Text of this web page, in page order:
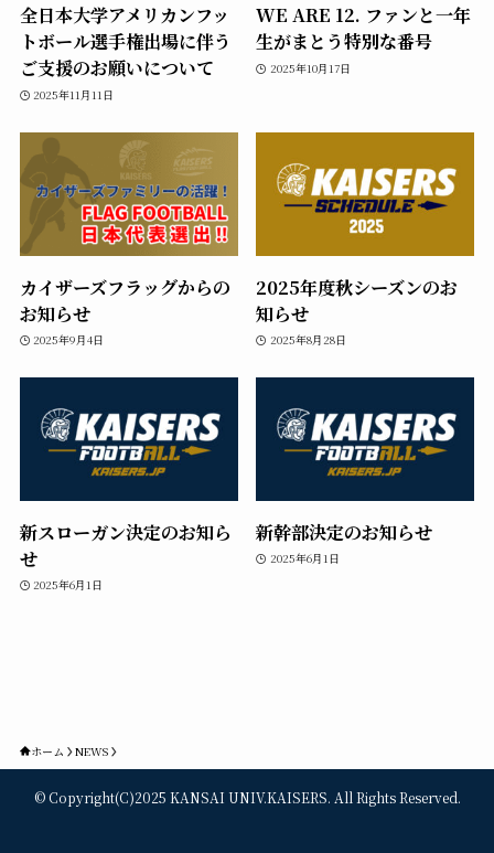
全日本大学アメリカンフッ
トボール選手権出場に伴う
ご支援のお願いについて
2025年11月11日
WE ARE 12. ファンと一年
生がまとう特別な番号
2025年10月17日
カイザーズフラッグからの
お知らせ
2025年9月4日
2025年度秋シーズンのお
知らせ
2025年8月28日
新スローガン決定のお知ら
せ
2025年6月1日
新幹部決定のお知らせ
2025年6月1日
ホーム NEWS
©Copyright(C)2025 KANSAI UNIV.KAISERS. All Rights Reserved.